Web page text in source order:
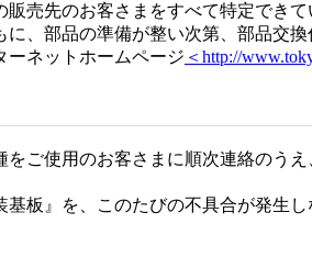
売先のお客さまをすべて特定でき
、部品の準備が整い次第、部品交
ーネットホームページ ＜http://
ご使用のお客さまに順次連絡のう
基板』を、このたびの不具合が発生